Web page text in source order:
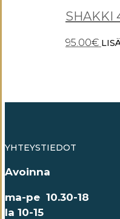
95.00€
YHTEYSTIEDOT
Avoinna
ma-pe 10.30-18
la 10-15